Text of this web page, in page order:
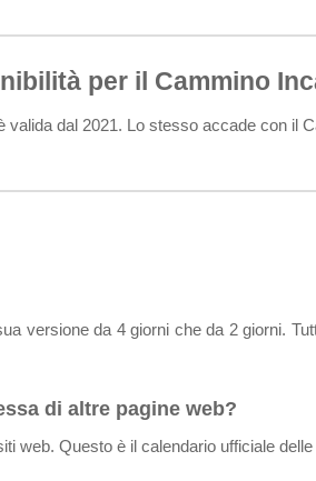
per il Cammino
valida dal 2021. Lo stesso accade con il
versione da 4 giorni che da 2 giorni.
di altre pagine web?
web. Questo è il calendario ufficiale delle